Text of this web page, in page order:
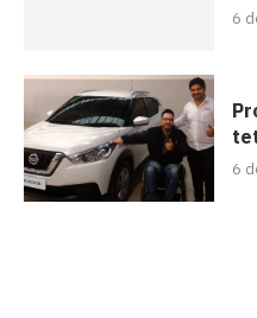
6
6